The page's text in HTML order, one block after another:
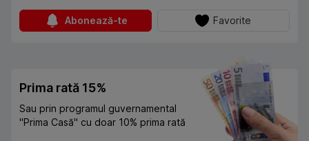
Abonează-te Favorite
Prima rată 15%
Sau prin programul guvernamental
"Prima Casă" cu doar 10% prima rată